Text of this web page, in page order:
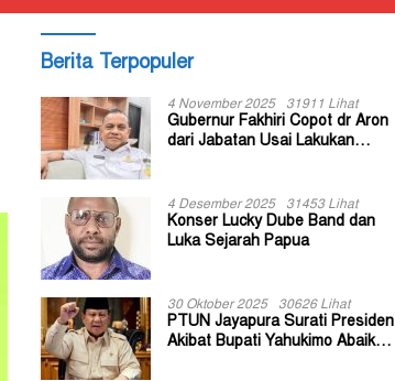
Berita Terpopuler
4 November 2025 31911 Lihat
Gubernur Fakhiri Copot dr Aron
dari Jabatan Usai Lakukan
4 Desember 2025 31453 Lihat
Konser Lucky Dube Band dan
Luka Sejarah Papua
30 Oktober 2025 30626 Lihat
PTUN Jayapura Surati Presiden
Akibat Bupati Yahukimo Abaikan